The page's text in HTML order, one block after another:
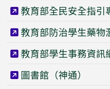
教育部全民安全指引
教育部防治學生藥物
教育部學生事務資訊
圖書館（神通）